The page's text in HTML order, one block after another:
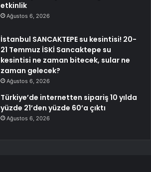
etkinlik
Ağustos 6, 2026
İstanbul SANCAKTEPE su kesintisi! 20-
21 Temmuz İSKİ Sancaktepe su
kesintisi ne zaman bitecek, sular ne
zaman gelecek?
Ağustos 6, 2026
Türkiye’de internetten sipariş 10 yılda
yüzde 21’den yüzde 60’a çıktı
Ağustos 6, 2026